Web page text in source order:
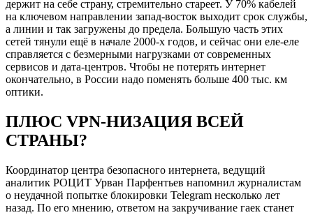
держит на себе страну, стремительно стареет. У 70% кабелей
на ключевом направлении запад-восток выходит срок службы,
а линии и так загружены до предела. Большую часть этих
сетей тянули ещё в начале 2000-х годов, и сейчас они еле-еле
справляется с безмерными нагрузками от современных
сервисов и дата-центров. Чтобы не потерять интернет
окончательно, в России надо поменять больше 400 тыс. км
оптики.
ПЛЮС VPN-НИЗАЦИЯ ВСЕЙ
СТРАНЫ?
Координатор центра безопасного интернета, ведущий
аналитик РОЦИТ Урван Парфентьев напомнил журналистам
о неудачной попытке блокировки Telegram несколько лет
назад. По его мнению, ответом на закручивание гаек станет